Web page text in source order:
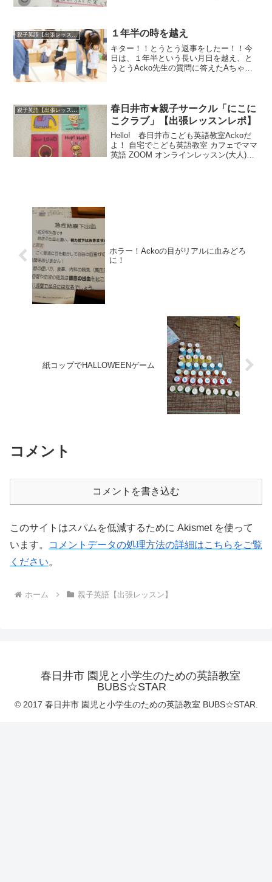
んな形で宜...
親子英語【出張レッスン】 １年半の時を越え
キター！！とうとう返事をしたー！！今
日は、１年半という長い月日を越え、と
うとうAcko先生の質問に答えたAちゃん
ならリピートを誰...
親子英語【出張レッスン】
春日井市★親子サークル「にこに
こクラブ」【出張レッスンレポ】
Hello! 春日井市こども英語教室Ackoだ
よ！ 自宅でこども英語教室 カフェでママ
英語 ZOOM オンラインレッスン(大人)を
ホラー！Ackoの目がリアルに血みどろ
に！
紙コップでHALLOWEENゲーム
コメント
コメントを書き込む
このサイトはスパムを低減するために Akismet を使って
います。
コメントデータの処理方法の詳細はこちらをご覧
ください。
ホーム 親子英語【出張レッスン】
春日井市 園児と小学生のための英語教室
BUBS☆STAR
© 2017 春日井市 園児と小学生のための英語教室 BUBS☆STAR.